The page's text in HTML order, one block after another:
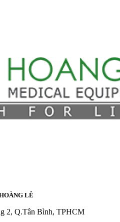
LÊ
2, Q.Tân Bình, TPHCM